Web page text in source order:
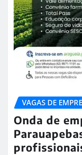
VAGAS DE
Onda de